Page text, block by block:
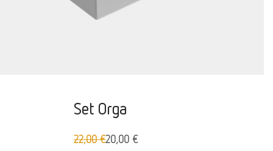
Set Orga
22,00€
Prezzo20,00 €
Il